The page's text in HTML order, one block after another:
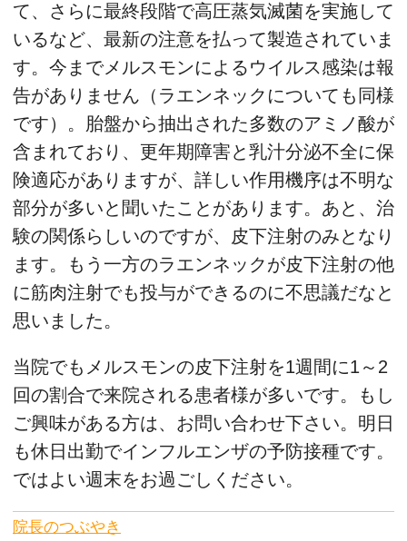
て、さらに最終段階で高圧蒸気滅菌を実施して
いるなど、最新の注意を払って製造されていま
す。今までメルスモンによるウイルス感染は報
告がありません（ラエンネックについても同様
です）。胎盤から抽出された多数のアミノ酸が
含まれており、更年期障害と乳汁分泌不全に保
険適応がありますが、詳しい作用機序は不明な
部分が多いと聞いたことがあります。あと、治
験の関係らしいのですが、皮下注射のみとなり
ます。もう一方のラエンネックが皮下注射の他
に筋肉注射でも投与ができるのに不思議だなと
思いました。
当院でもメルスモンの皮下注射を1週間に1～2
回の割合で来院される患者様が多いです。もし
ご興味がある方は、お問い合わせ下さい。明日
も休日出勤でインフルエンザの予防接種です。
ではよい週末をお過ごしください。
院長のつぶやき